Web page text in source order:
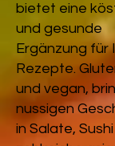
bietet eine
und gesunde
Ergänzung für
Rezepte.
und vegan,
nussigen
in Salate,